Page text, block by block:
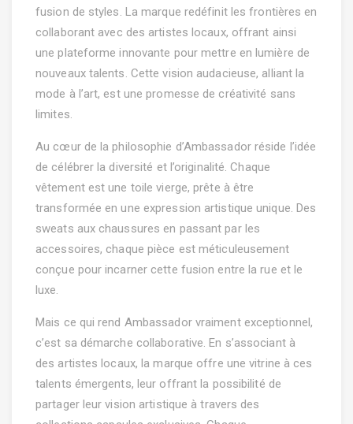
fusion de styles. La marque redéfinit les frontières en
collaborant avec des artistes locaux, offrant ainsi
une plateforme innovante pour mettre en lumière de
nouveaux talents. Cette vision audacieuse, alliant la
mode à l’art, est une promesse de créativité sans
limites.
Au cœur de la philosophie d’Ambassador réside l’idée
de célébrer la diversité et l’originalité. Chaque
vêtement est une toile vierge, prête à être
transformée en une expression artistique unique. Des
sweats aux chaussures en passant par les
accessoires, chaque pièce est méticuleusement
conçue pour incarner cette fusion entre la rue et le
luxe.
Mais ce qui rend Ambassador vraiment exceptionnel,
c’est sa démarche collaborative. En s’associant à
des artistes locaux, la marque offre une vitrine à ces
talents émergents, leur offrant la possibilité de
partager leur vision artistique à travers des